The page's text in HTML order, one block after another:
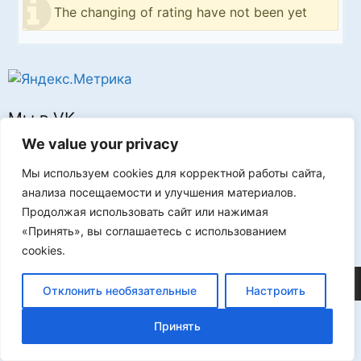
We value your privacy
Мы используем cookies для корректной работы сайта,
анализа посещаемости и улучшения материалов.
Продолжая использовать сайт или нажимая
«Принять», вы соглашаетесь с использованием
cookies.
Отклонить необязательные Настроить
Принять
The changing of rating have not been yet
Мы в VK
Реклама